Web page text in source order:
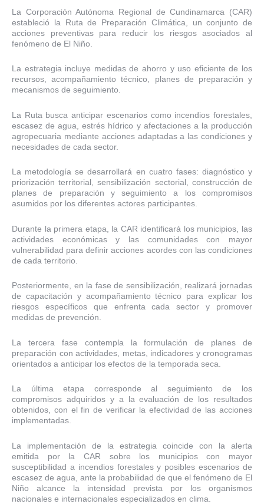
La Corporación Autónoma Regional de Cundinamarca (CAR)
estableció la Ruta de Preparación Climática, un conjunto de
acciones preventivas para reducir los riesgos asociados al
fenómeno de El Niño.
La estrategia incluye medidas de ahorro y uso eficiente de los
recursos, acompañamiento técnico, planes de preparación y
mecanismos de seguimiento.
La Ruta busca anticipar escenarios como incendios forestales,
escasez de agua, estrés hídrico y afectaciones a la producción
agropecuaria mediante acciones adaptadas a las condiciones y
necesidades de cada sector.
La metodología se desarrollará en cuatro fases: diagnóstico y
priorización territorial, sensibilización sectorial, construcción de
planes de preparación y seguimiento a los compromisos
asumidos por los diferentes actores participantes.
Durante la primera etapa, la CAR identificará los municipios, las
actividades económicas y las comunidades con mayor
vulnerabilidad para definir acciones acordes con las condiciones
de cada territorio.
Posteriormente, en la fase de sensibilización, realizará jornadas
de capacitación y acompañamiento técnico para explicar los
riesgos específicos que enfrenta cada sector y promover
medidas de prevención.
La tercera fase contempla la formulación de planes de
preparación con actividades, metas, indicadores y cronogramas
orientados a anticipar los efectos de la temporada seca.
La última etapa corresponde al seguimiento de los
compromisos adquiridos y a la evaluación de los resultados
obtenidos, con el fin de verificar la efectividad de las acciones
implementadas.
La implementación de la estrategia coincide con la alerta
emitida por la CAR sobre los municipios con mayor
susceptibilidad a incendios forestales y posibles escenarios de
escasez de agua, ante la probabilidad de que el fenómeno de El
Niño alcance la intensidad prevista por los organismos
nacionales e internacionales especializados en clima.